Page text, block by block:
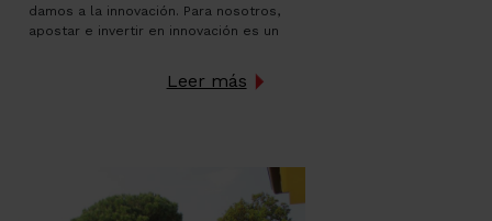
damos a la innovación. Para nosotros,
apostar e invertir en innovación es un
por tanto, repercute directamente en
la satisfacción de nuestros clientes. En
Leer más